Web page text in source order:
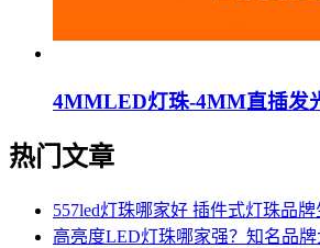
4MMLED灯珠-4MM直插发
热门文章
557led灯珠哪家好 插件式灯珠品
高亮度LED灯珠哪家强？知名品